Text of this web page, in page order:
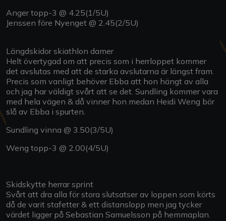
Anger topp-3 @ 4.25(1/5U)
Jenssen före Nyenget @ 2.45(2/5U)
Längdskidor skiathlon damer
Helt övertygad om att precis som i herrloppet kommer
det avslutas med att de starka avslutarna är längst fram.
Precis som vanligt behöver Ebba att hon hängt av alla
och jag har väldigt svårt att se det. Sundling kommer vara
med hela vägen & då vinner hon medan Heidi Weng bör
slå av Ebba i spurten.
Sundling vinna @ 3.50(3/5U)
Weng topp-3 @ 2.00(4/5U)
Skidskytte herrar sprint
Svårt att dra alla för stora slutsatser av loppen som körts
då de varit stafetter & ett distanslopp men jag tycker
värdet ligger på Sebastian Samuelsson på hemmaplan.